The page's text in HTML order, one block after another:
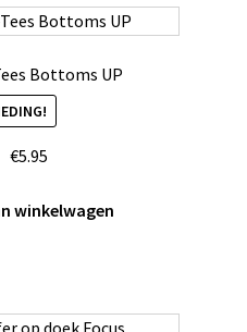
Bottoms UP
Oorspronkelijke
€5.95
is:
winkelwagen